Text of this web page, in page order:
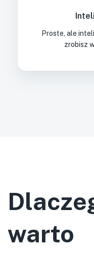
Proste, ale
zrobisz
warto